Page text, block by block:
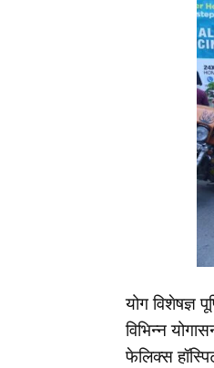
योग विशेषज्ञ
विभिन्न
फेलिक्स